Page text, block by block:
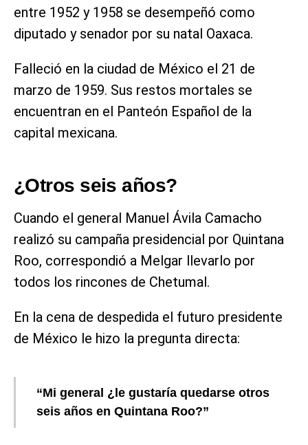
entre 1952 y 1958 se desempeñó como
diputado y senador por su natal Oaxaca.
Falleció en la ciudad de México el 21 de
marzo de 1959. Sus restos mortales se
encuentran en el Panteón Español de la
capital mexicana.
¿Otros seis años?
Cuando el general Manuel Ávila Camacho
realizó su campaña presidencial por Quintana
Roo, correspondió a Melgar llevarlo por
todos los rincones de Chetumal.
En la cena de despedida el futuro presidente
de México le hizo la pregunta directa:
“Mi general ¿le gustaría quedarse otros
seis años en Quintana Roo?”